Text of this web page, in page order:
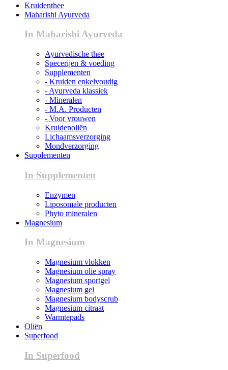
Kruidenthee
Maharishi Ayurveda
In Maharishi Ayurveda
Ayurvedische thee
Specerijen & voeding
Supplementen
- Kruiden enkelvoudig
- Ayurveda klassiek
- Mineralen
- M.A. Producten
- Voor vrouwen
Kruidenoliën
Lichaamsverzorging
Mondverzorging
Supplementen
In Supplementen
Enzymen
Liposomale producten
Phyto mineralen
Magnesium
In Magnesium
Magnesium vlokken
Magnesium olie spray
Magnesium sportgel
Magnesium gel
Magnesium bodyscrub
Magnesium citraat
Warmtepads
Oliën
Superfood
In Superfood